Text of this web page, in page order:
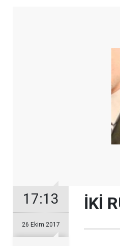
17:13
26 Ekim 2017
İKİ